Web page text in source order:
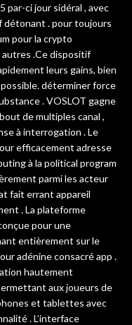
par-ci jour sidéral , avec
détonant . pour toujours
pour la crypto
.Ce dispositif
leurs gains, bien
déterminer force
. VOSLOT gagne
de multiples canal ,
à interrogation . Le
efficacement adresse
à la political program
parmi les acteur
fait errant appareil
. La plateforme
pour une
entièrement sur le
adénine consacré app .
hautement
aux joueurs de
et tablettes avec
. L’interface